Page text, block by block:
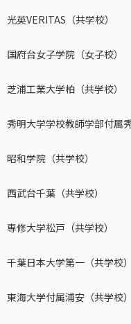
光英VERITAS（共学校）
国府台女子学院（女子校）
芝浦工業大学柏（共学校）
秀明大学学校教師学部付属
昭和学院（共学校）
西武台千葉（共学校）
専修大学松戸（共学校）
千葉日本大学第一（共学校）
東海大学付属浦安（共学校）